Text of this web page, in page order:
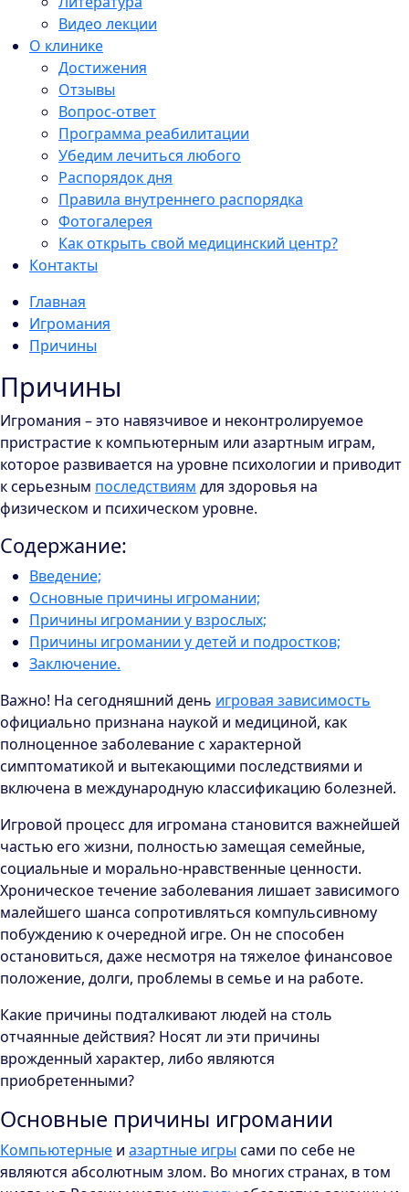
Видео лекции
О клинике
Достижения
Отзывы
Вопрос-ответ
Программа реабилитации
Убедим лечиться любого
Распорядок дня
Правила внутреннего распорядка
Фотогалерея
Как открыть свой медицинский центр?
Контакты
Главная
Игромания
Причины
Причины
Игромания – это навязчивое и неконтролируемое
пристрастие к компьютерным или азартным играм,
которое развивается на уровне психологии и приводит
к серьезным последствиям для здоровья на
физическом и психическом уровне.
Содержание:
Введение;
Основные причины игромании;
Причины игромании у взрослых;
Причины игромании у детей и подростков;
Заключение.
Важно! На сегодняшний день игровая зависимость
официально признана наукой и медициной, как
полноценное заболевание с характерной
симптоматикой и вытекающими последствиями и
включена в международную классификацию болезней.
Игровой процесс для игромана становится важнейшей
частью его жизни, полностью замещая семейные,
социальные и морально-нравственные ценности.
Хроническое течение заболевания лишает зависимого
малейшего шанса сопротивляться компульсивному
побуждению к очередной игре. Он не способен
остановиться, даже несмотря на тяжелое финансовое
положение, долги, проблемы в семье и на работе.
Какие причины подталкивают людей на столь
отчаянные действия? Носят ли эти причины
врожденный характер, либо являются
приобретенными?
Основные причины игромании
Компьютерные и азартные игры сами по себе не
являются абсолютным злом. Во многих странах, в том